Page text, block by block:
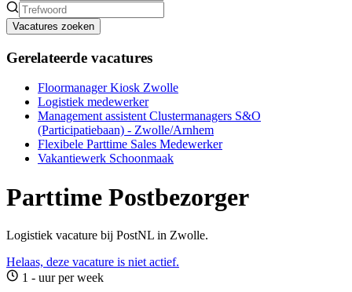
Vacatures zoeken
Gerelateerde vacatures
Floormanager Kiosk Zwolle
Logistiek medewerker
Management assistent Clustermanagers S&O
(Participatiebaan) - Zwolle/Arnhem
Flexibele Parttime Sales Medewerker
Vakantiewerk Schoonmaak
Parttime Postbezorger
Logistiek vacature bij PostNL in Zwolle.
Helaas, deze vacature is niet actief.
1 - uur per week